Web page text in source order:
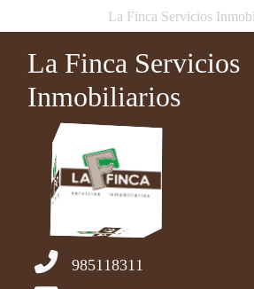
La Finca Servicios
La Finca Servicios
Inmobiliarios
985118311